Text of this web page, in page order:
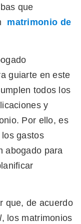
que
matrimonio de
guiarte en este
todos los
y
Por ello, es
gastos
abogado para
que, de acuerdo
, los matrimonios